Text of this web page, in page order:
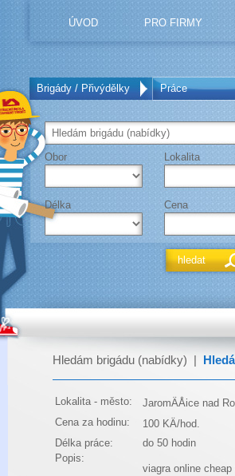
ÚVOD PRO FIRMY
Brigády / Přivýdělky Práce
Obor Lokalita
Délka Cena
Hledám brigádu (nabídky)
Lokalita - město:
JaromÄÅice nad
Cena za hodinu:
100 KÄ/hod.
Délka práce:
do 50 hodin
Popis:
viagra online cheap